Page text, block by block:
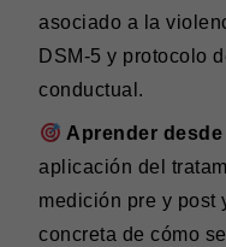
asociado a la
DSM-5 y protocolo
conductual.
Aprender
aplicación del
medición pre y
concreta de cómo